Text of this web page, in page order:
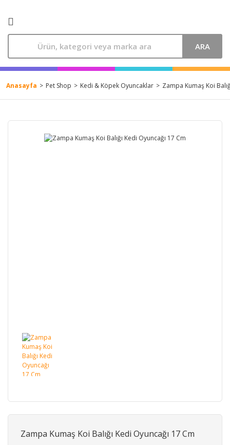
ARA
Anasayfa Pet Shop Kedi & Köpek Oyuncaklar Zampa Kumaş Koi
Zampa Kumaş Koi Balığı Kedi Oyuncağı 17 Cm